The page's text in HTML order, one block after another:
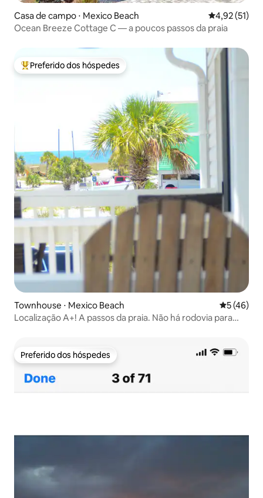
Casa de campo ⋅ Mexico Beach 4,92 de uma
4,92 (51)
Ocean Breeze Cottage C — a poucos passos da praia
Entre os melhores preferidos dos hóspedes
Preferido dos hóspedes
Townhouse ⋅ Mexico Beach 5 de uma
5 (46)
Localização A+! A passos da praia. Não há rodovia para
Preferido dos hóspedes
Preferido dos hóspedes